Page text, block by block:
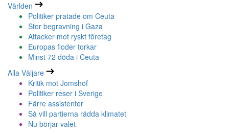
Världen
Politiker pratade om Ceuta
Stor begravning i Gaza
Attacker mot ryskt företag
Europas floder torkar
Minst 72 döda i Ceuta
Alla Väljare
Kritik mot Jomshof
Politiker reser i Sverige
Färre assistenter
Så vill partierna rädda klimatet
Nu börjar valet